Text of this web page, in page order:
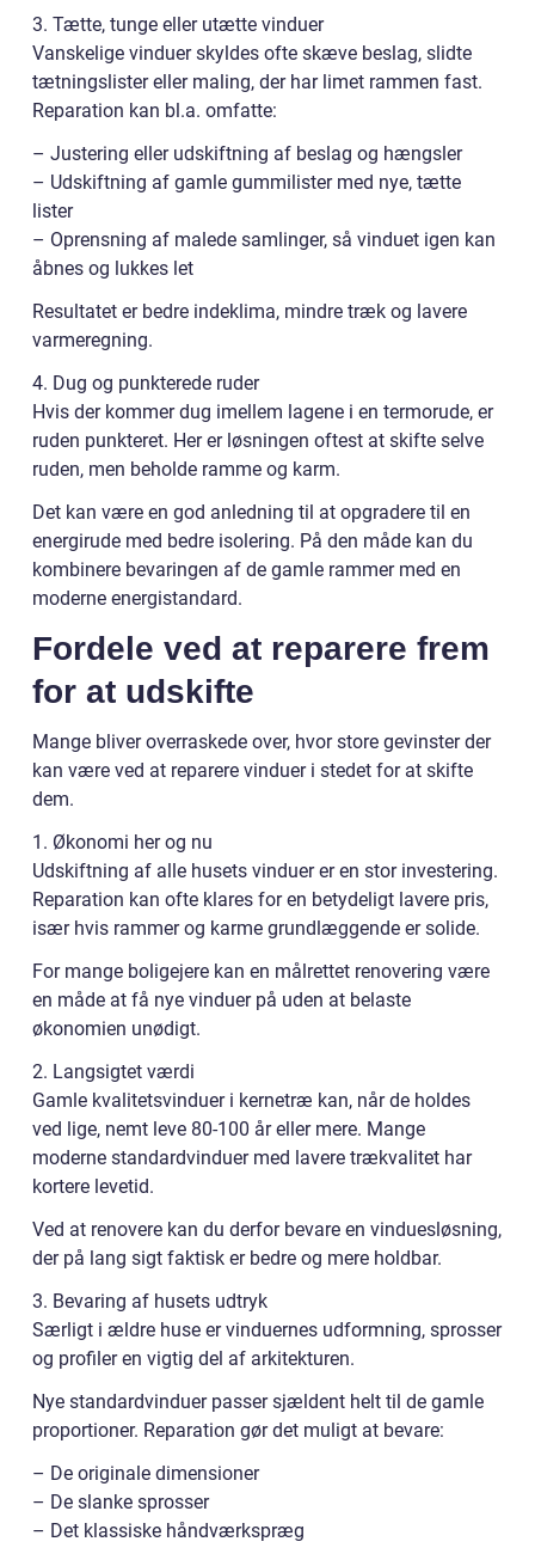
3. Tætte, tunge eller utætte vinduer
Vanskelige vinduer skyldes ofte skæve beslag, slidte
tætningslister eller maling, der har limet rammen fast.
Reparation kan bl.a. omfatte:
– Justering eller udskiftning af beslag og hængsler
– Udskiftning af gamle gummilister med nye, tætte
lister
– Oprensning af malede samlinger, så vinduet igen kan
åbnes og lukkes let
Resultatet er bedre indeklima, mindre træk og lavere
varmeregning.
4. Dug og punkterede ruder
Hvis der kommer dug imellem lagene i en termorude, er
ruden punkteret. Her er løsningen oftest at skifte selve
ruden, men beholde ramme og karm.
Det kan være en god anledning til at opgradere til en
energirude med bedre isolering. På den måde kan du
kombinere bevaringen af de gamle rammer med en
moderne energistandard.
Fordele ved at reparere frem
for at udskifte
Mange bliver overraskede over, hvor store gevinster der
kan være ved at reparere vinduer i stedet for at skifte
dem.
1. Økonomi her og nu
Udskiftning af alle husets vinduer er en stor investering.
Reparation kan ofte klares for en betydeligt lavere pris,
især hvis rammer og karme grundlæggende er solide.
For mange boligejere kan en målrettet renovering være
en måde at få nye vinduer på uden at belaste
økonomien unødigt.
2. Langsigtet værdi
Gamle kvalitetsvinduer i kernetræ kan, når de holdes
ved lige, nemt leve 80-100 år eller mere. Mange
moderne standardvinduer med lavere trækvalitet har
kortere levetid.
Ved at renovere kan du derfor bevare en vinduesløsning,
der på lang sigt faktisk er bedre og mere holdbar.
3. Bevaring af husets udtryk
Særligt i ældre huse er vinduernes udformning, sprosser
og profiler en vigtig del af arkitekturen.
Nye standardvinduer passer sjældent helt til de gamle
proportioner. Reparation gør det muligt at bevare:
– De originale dimensioner
– De slanke sprosser
– Det klassiske håndværkspræg